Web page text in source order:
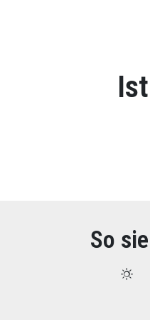
So